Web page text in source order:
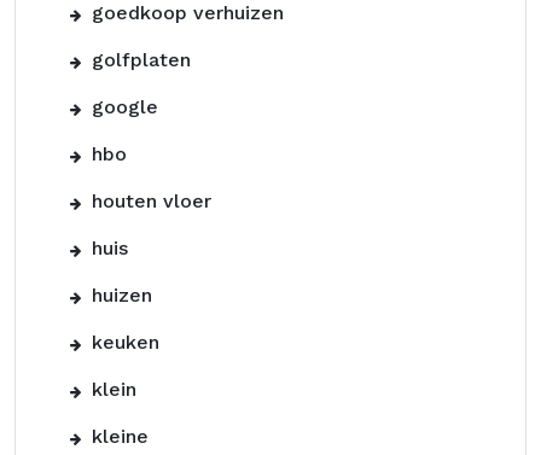
goedkoop verhuizen
golfplaten
google
hbo
houten vloer
huis
huizen
keuken
klein
kleine